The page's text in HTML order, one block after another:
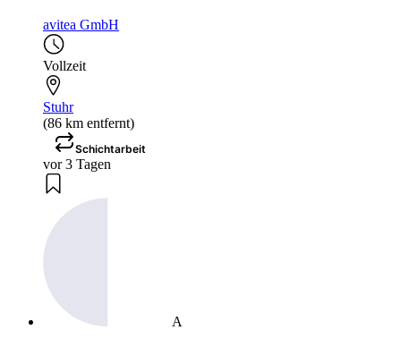
avitea GmbH
Vollzeit
Stuhr
(86 km entfernt)
Schichtarbeit
vor 3 Tagen
A